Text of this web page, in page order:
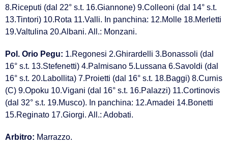
8.Riceputi (dal 22° s.t. 16.Giannone) 9.Colleoni (dal 14° s.t.
13.Tintori) 10.Rota 11.Valli. In panchina: 12.Molle 18.Merletti
19.Valtulina 20.Albani. All.: Monzani.
Pol. Orio Pegu: 1.Regonesi 2.Ghirardelli 3.Bonassoli (dal
16° s.t. 13.Stefenetti) 4.Palmisano 5.Lussana 6.Savoldi (dal
16° s.t. 20.Labollita) 7.Proietti (dal 16° s.t. 18.Baggi) 8.Curnis
(C) 9.Opoku 10.Vigani (dal 16° s.t. 16.Palazzi) 11.Cortinovis
(dal 32° s.t. 19.Musco). In panchina: 12.Amadei 14.Bonetti
15.Reginato 17.Giorgi. All.: Adobati.
Arbitro: Marrazzo.